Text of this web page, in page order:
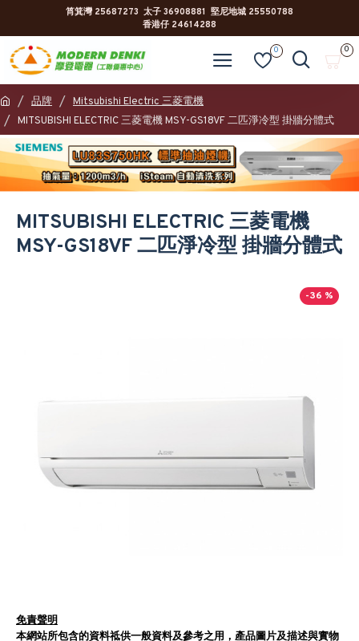
筲箕灣 25687273 太子 36908881 堅尼地城 25550788
香港仔 24614288
0 0
品牌
Mitsubishi Electric 三菱電機
MITSUBISHI ELECTRIC 三菱電機 MSY-GS18VF 二匹淨冷型 掛牆分體式
MITSUBISHI ELECTRIC 三菱電機
MSY-GS18VF 二匹淨冷型 掛牆分體式
-36 %
免責聲明
本網站所包含的資料祗供一般資料及參考之用，產品圖片及描述與實物